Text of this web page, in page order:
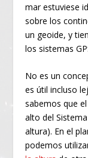
mar estuviese
sobre los
un geoide, y
los sistemas
No es un
es útil incluso
sabemos que
alto del
altura). En el
podemos